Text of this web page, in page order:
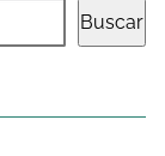
Buscar